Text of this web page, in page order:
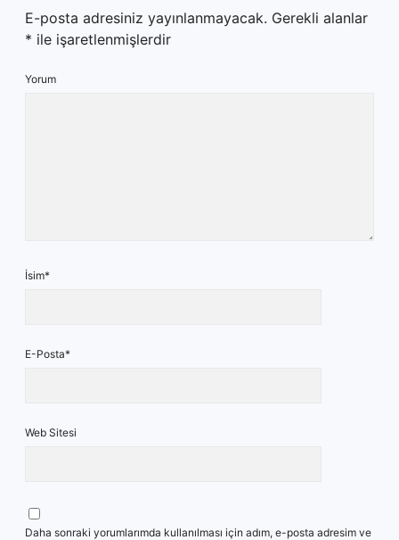
E-posta adresiniz yayınlanmayacak. Gerekli alanlar
* ile işaretlenmişlerdir
Yorum
İsim*
E-Posta*
Web Sitesi
Daha sonraki yorumlarımda kullanılması için adım, e-posta adresim ve